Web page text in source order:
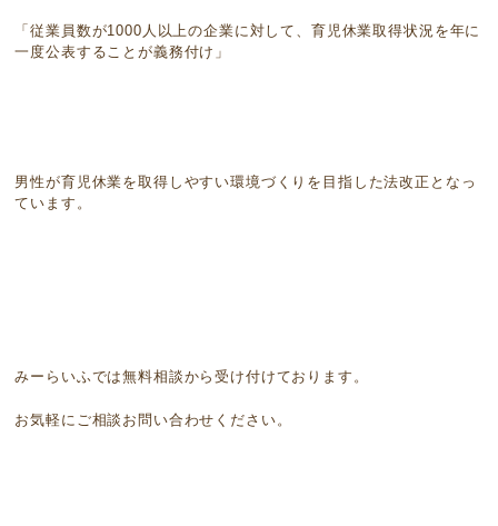
「従業員数が1000人以上の企業に対して、育児休業取得状況を年に
一度公表することが義務付け」
男性が育児休業を取得しやすい環境づくりを目指した法改正となっ
ています。
みーらいふでは無料相談から受け付けております。
お気軽にご相談お問い合わせください。